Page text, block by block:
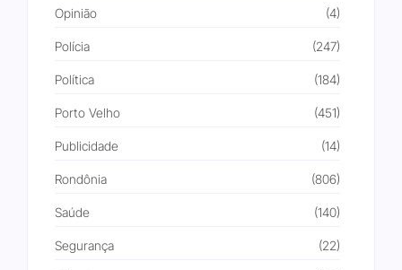
Opinião (4)
Polícia (247)
Política (184)
Porto Velho (451)
Publicidade (14)
Rondônia (806)
Saúde (140)
Segurança (22)